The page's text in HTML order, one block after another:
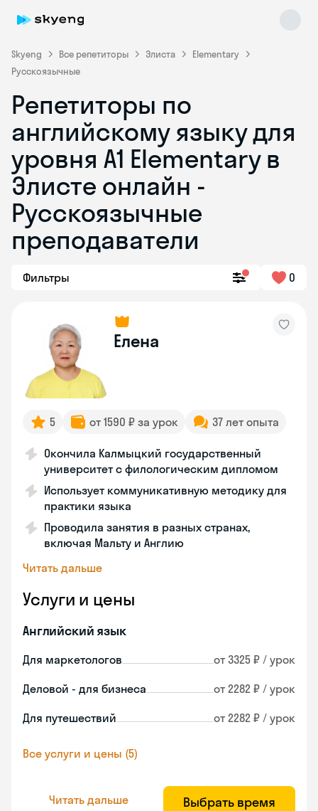
Skyeng Все репетиторы Элиста
Elementary
Русскоязычные
Репетиторы по
английскому языку для
уровня A1 Elementary в
Элисте онлайн -
Русскоязычные
преподаватели
Фильтры 0
Елена
5 от 1590 ₽ за урок 37 лет опыта
Окончила Калмыцкий государственный
университет с филологическим дипломом
Использует коммуникативную методику для
практики языка
Проводила занятия в разных странах,
включая Мальту и Англию
Читать дальше
Услуги и цены
Английский язык
Для маркетологов от 3325 ₽ / урок
Деловой - для бизнеса от 2282 ₽ / урок
Для путешествий от 2282 ₽ / урок
Все услуги и цены (5)
Читать дальше Выбрать время
Skyeng Chat